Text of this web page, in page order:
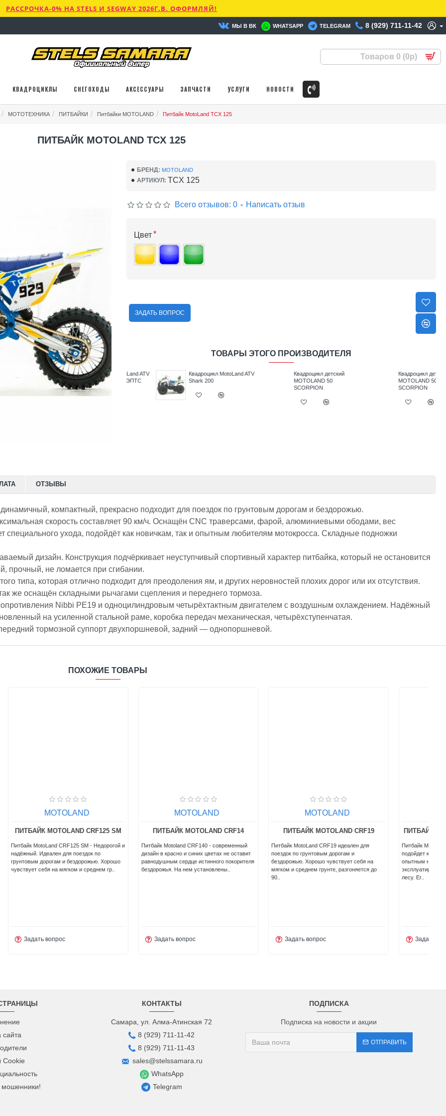
РАССРОЧКА-0% НА STELS И SEGWAY 2026Г.В. ОФОРМЛЯЙ!
МЫ В ВК WHATSAPP TELEGRAM 8 (929) 711-11-42
Товаров 0 (0р)
КВАДРОЦИКЛЫ СНЕГОХОДЫ АКСЕССУАРЫ ЗАПЧАСТИ УСЛУГИ НОВОСТИ
МОТОТЕХНИКА ПИТБАЙКИ Питбайки MOTOLAND Питбайк MotoLand TCX 125
ПИТБАЙК MOTOLAND TCX 125
БРЕНД: MOTOLAND
АРТИКУЛ: TCX 125
Всего отзывов: 0 - Написать отзыв
Цвет
ЗАДАТЬ ВОПРОС
ТОВАРЫ ЭТОГО ПРОИЗВОДИТЕЛЯ
ATV
Квадроцикл MotoLand ATV
350 T-Fortuner с ЭПТС
Квадроцикл MotoLand ATV
Shark 200
Квадроцикл детский
MOTOLAND 50
Квадроцикл детский
MOTOLAND 50E
SCORPION
ОТЗЫВЫ
компактный, прекрасно подходит для поездок по грунтовым дорогам и бездорожью.
скорость составляет 90 км/ч. Оснащён CNC траверсами, фарой, алюминиевыми ободами, вес
специального ухода, подойдёт как новичкам, так и опытным любителям мотокросса. Складные подножки
дизайн. Конструкция подчёркивает неуступчивый спортивный характер питбайка, который не остановится
прочный, не ломается при сгибании.
типа, которая отлично подходит для преодоления ям, и других неровностей плохих дорог или их отсутствия.
же оснащён складными рычагами сцепления и переднего тормоза.
Nibbi PE19 и одноцилиндровым четырёхтактным двигателем с воздушным охлаждением. Надёжный
на усиленной стальной раме, коробка передач механическая, четырёхступенчатая.
тормозной суппорт двухпоршневой, задний — однопоршневой.
ПОХОЖИЕ ТОВАРЫ
SM
Недорогой и
по
Хорошо
гр..
MOTOLAND
ПИТБАЙК MOTOLAND CRF14
Питбайк Motoland CRF140 - современный
дизайн в красно и синих цветах не оставит
равнодушным сердце истинного покорителя
бездорожья. На нем установлены..
Задать вопрос
MOTOLAND
ПИТБАЙК MOTOLAND CRF19
Питбайк MotoLand CRF19 идеален для
поездок по грунтовым дорогам и
бездорожью. Хорошо чувствует себя на
мягком и среднем грунте, разгоняется до
Задать вопрос
MOTOLAND
ПИТБАЙК MOTOLAND CRF190 PRO
Питбайк MotoLand CRF190 PRO. Идеально
подойдет как начинающим райдерам, так и
опытным наездникам, которые
эксплуатируют его преимущественно в
Задать вопрос
сайта
КОНТАКТЫ
Самара, ул. Алма-Атинская 72
8 (929) 711-11-42
8 (929) 711-11-43
sales@stelssamara.ru
WhatsApp
Telegram
ПОДПИСКА
Подписка на новости и акции
ОТПРАВИТЬ